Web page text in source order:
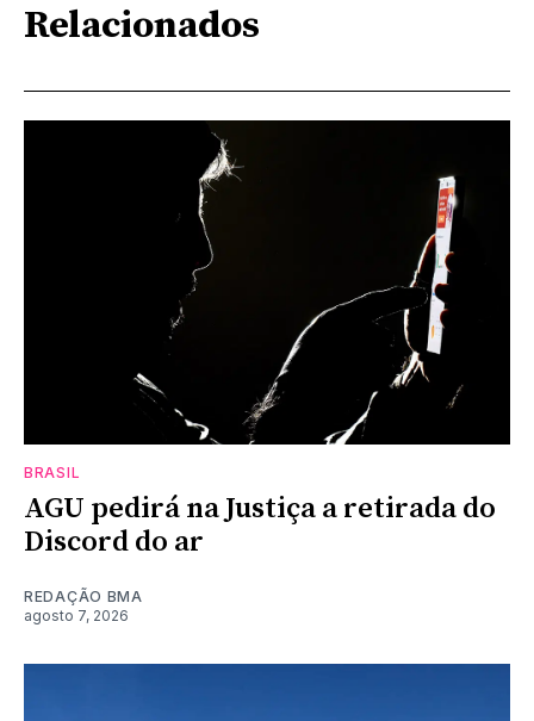
Relacionados
BRASIL
AGU pedirá na Justiça a retirada do
Discord do ar
REDAÇÃO BMA
agosto 7, 2026